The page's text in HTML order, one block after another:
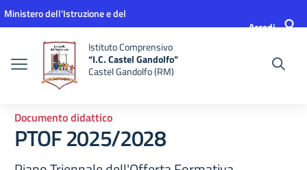
Vai ai contenuti
Vai al menu di navigazione
Vai al footer
Ministero dell'Istruzione e del
Accedi
Istituto Comprensivo
“I.C. Castel Gandolfo”
Castel Gandolfo (RM)
Documento didattico
PTOF 2025/2028